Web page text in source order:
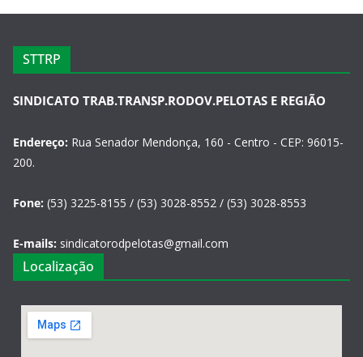
STTRP
SINDICATO TRAB.TRANSP.RODOV.PELOTAS E REGIÃO
Endereço: Rua Senador Mendonça, 160 - Centro - CEP: 96015-
200.
Fone: (53) 3225-8155 / (53) 3028-8552 / (53) 3028-8553
E-mails: sindicatorodpelotas@gmail.com
Localização